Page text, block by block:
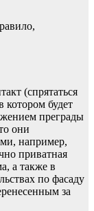
(спрятаться
котором будет
преграды
они
например,
приватная
а также в
по фасаду
за